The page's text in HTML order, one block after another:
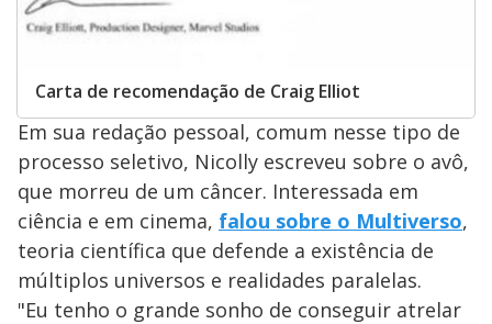
Carta de recomendação de Craig Elliot
Em sua redação pessoal, comum nesse tipo de
processo seletivo, Nicolly escreveu sobre o avô,
que morreu de um câncer. Interessada em
ciência e em cinema, falou sobre o Multiverso,
teoria científica que defende a existência de
múltiplos universos e realidades paralelas.
"Eu tenho o grande sonho de conseguir atrelar